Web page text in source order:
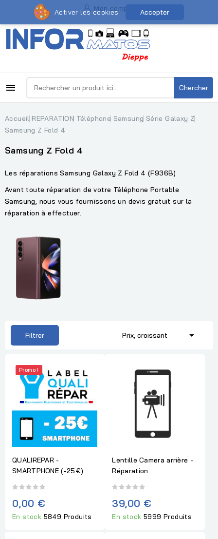
Mon compte
 Chercher
Accueil REPARATION Téléphone Samsung Série Galaxy Z
Samsung Z Fold 4
Samsung Z Fold 4
Les réparations Samsung Galaxy Z Fold 4 (F936B)
Avant toute réparation de votre Téléphone Portable
Samsung, nous vous fournissons un devis gratuit sur la
réparation à effectuer.
Filtrer Prix, croissant 
Promo !
QUALIREPAR -
SMARTPHONE (-25€)
0,00 €
En stock 5849 Produits
Lentille Camera arrière -
Réparation
39,00 €
En stock5999 Produits
Activer les cookies Accepter